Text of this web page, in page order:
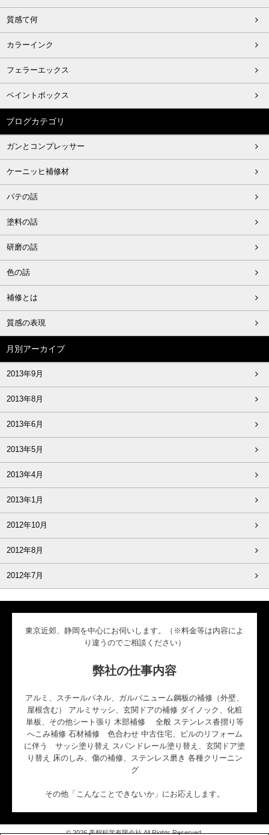
質感て何
カラーインク
フェラーエックス
ペイントボックス
ブログカテゴリ
ガンとコンプレッサー
ケーニッヒ補修材
パテの話
塗料の話
研磨の話
色の話
補修とは
質感の表現
月別アーカイブ
2013年9月
2013年8月
2013年6月
2013年5月
2013年4月
2013年1月
2012年10月
2012年8月
2012年7月
東京近郊、静岡を中心にお伺いします。（※料金等は内容によ
り違うのでご相談ください）
弊社の仕事内容
アルミ、スチールパネル、ガルバニューム鋼板の補修（外壁、
屋根含む） アルミサッシ、玄関ドアの補修 ダイノック、化粧
単板、その他シート張り 木部補修 全般 ステンレス沓摺り等
へこみ補修 石材補修 色合わせ 中古住宅、ビルのリフォーム
に伴う サッシ塗り替え スパンドレール塗り替え、玄関ドア塗
り替え 床のしみ、傷の補修、ステンレス磨き 各種クリーニン
グ
その他「こんなことできないか」にお応えします。
© 2026 美想科学有限会社 All Rights Reserved.